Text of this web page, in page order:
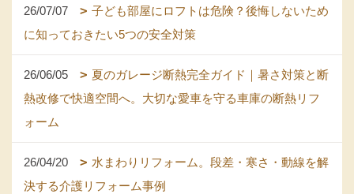
26/07/07
子ども部屋にロフトは危険？後悔しないため
に知っておきたい5つの安全対策
26/06/05
夏のガレージ断熱完全ガイド｜暑さ対策と断
熱改修で快適空間へ。大切な愛車を守る車庫の断熱リフ
ォーム
26/04/20
水まわりリフォーム。段差・寒さ・動線を解
決する介護リフォーム事例